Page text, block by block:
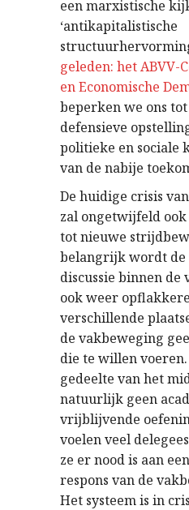
een marxistische
‘antikapitalistische
geleden: het ABVV-
en Economische
beperken we ons
defensieve
politieke en sociale
van de nabije
De huidige crisis
zal ongetwijfeld
tot nieuwe
belangrijk wordt de
discussie binnen de
ook weer
verschillende
de vakbeweging
die te willen
gedeelte van het
natuurlijk geen
vrijblijvende
voelen veel
ze er nood is aan
respons van de
Het systeem is in